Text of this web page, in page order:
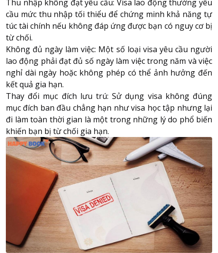
Thu nhập không đạt yêu cầu: Visa lao động thường yêu
cầu mức thu nhập tối thiểu để chứng minh khả năng tự
túc tài chính nếu không đáp ứng được bạn có nguy cơ bị
từ chối.
Không đủ ngày làm việc: Một số loại visa yêu cầu người
lao động phải đạt đủ số ngày làm việc trong năm và việc
nghỉ dài ngày hoặc không phép có thể ảnh hưởng đến
kết quả gia hạn.
Thay đổi mục đích lưu trú: Sử dụng visa không đúng
mục đích ban đầu chẳng hạn như visa học tập nhưng lại
đi làm toàn thời gian là một trong những lý do phổ biến
khiến bạn bị từ chối gia hạn.